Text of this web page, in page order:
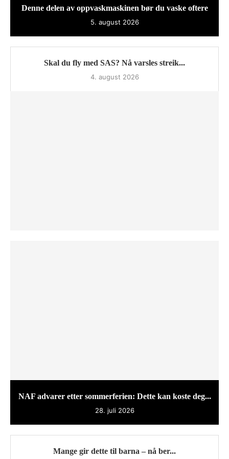
Denne delen av oppvaskmaskinen bør du vaske oftere
5. august 2026
Skal du fly med SAS? Nå varsles streik...
4. august 2026
NAF advarer etter sommerferien: Dette kan koste deg...
28. juli 2026
Mange gir dette til barna – nå ber...